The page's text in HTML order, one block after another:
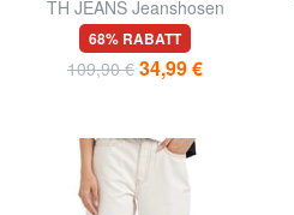
TH JEANS Jeanshosen
68% RABATT
109,90 € 34,99 €